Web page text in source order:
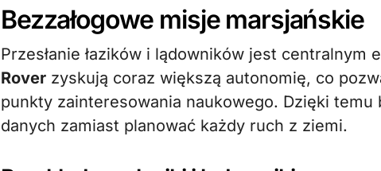
Bezzałogowe misje marsjańskie
Przesłanie łazików i lądowników jest centralnym
Rover zyskują coraz większą autonomię, co
punkty zainteresowania naukowego. Dzięki temu
danych zamiast planować każdy ruch z ziemi.